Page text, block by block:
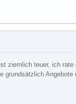
ziemlich teuer, ich
grundsätzlich Angebote